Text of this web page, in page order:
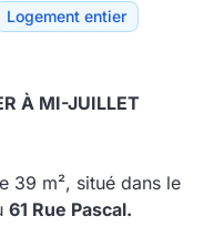
Logement entier
À MI-JUILLET
39 m², situé dans le
61 Rue Pascal.